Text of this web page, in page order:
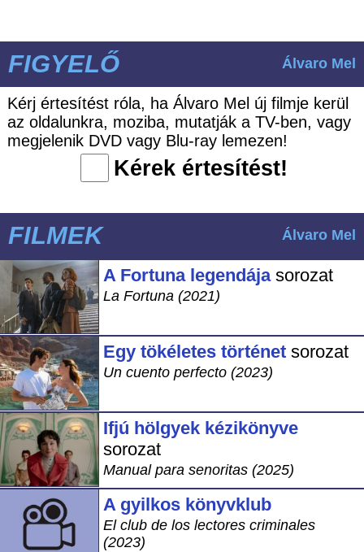
FIGYELŐ Álvaro Mel
Kérj értesítést róla, ha Álvaro Mel új filmje kerül
az oldalunkra, moziba, mutatják a TV-ben, vagy
megjelenik DVD vagy Blu-ray lemezen!
Kérek értesítést!
FILMEK Álvaro Mel
A Fortuna legendájasorozat
La Fortuna (2021)
Egy tökéletes történet sorozat
Un cuento perfecto (2023)
Ifjú hölgyek kézikönyve
sorozat
Manual para senoritas (2025)
A gyilkos könyvklub
El club de los lectores criminales
(2023)